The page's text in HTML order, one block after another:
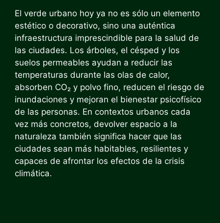
El verde urbano hoy ya no es sólo un elemento
estético o decorativo, sino una auténtica
infraestructura imprescindible para la salud de
las ciudades. Los árboles, el césped y los
suelos permeables ayudan a reducir las
temperaturas durante las olas de calor,
absorben CO₂ y polvo fino, reducen el riesgo de
inundaciones y mejoran el bienestar psicofísico
de las personas. En contextos urbanos cada
vez más concretos, devolver espacio a la
naturaleza también significa hacer que las
ciudades sean más habitables, resilientes y
capaces de afrontar los efectos de la crisis
climática.